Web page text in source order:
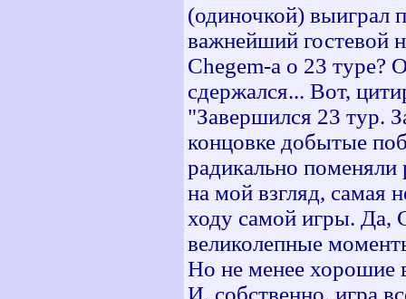
(одиночкой) выиграл
важнейший гостевой
Chegem-а о 23 туре?
сдержался... Вот,
"Завершился 23 тур.
концовке добытые
радикально
на мой взгляд, самая
ходу самой игры. Да,
великолепные
Но не менее хорошие
И, собственно, игра